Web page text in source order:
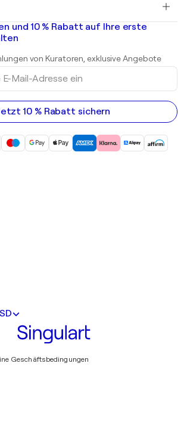
zu verkaufen
und 10 % Rabatt auf Ihre erste
von Kuratoren, exklusive Angebote
10 % Rabatt sichern
Geschäftsbedingungen